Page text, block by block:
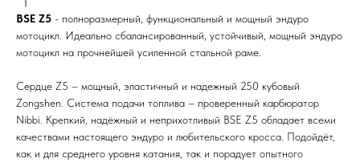
BSE Z5 - полноразмерный, функциональный и мощный эндуро
мотоцикл. Идеально сбалансированный, устойчивый, мощный эндуро
мотоцикл на прочнейшей усиленной стальной раме.
Сердце Z5 – мощный, эластичный и надежный 250 кубовый
Zongshen. Система подачи топлива – проверенный карбюратор
Nibbi. Крепкий, надёжный и неприхотливый BSE Z5 обладает всеми
качествами настоящего эндуро и любительского кросса. Подойдёт,
как и для среднего уровня катания, так и порадует опытного